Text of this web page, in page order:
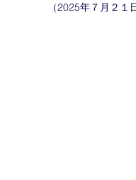
（2025年７月２１